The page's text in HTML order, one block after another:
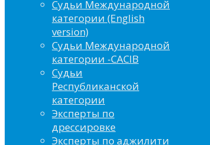
Судьи Международной
категории (English
version)
Судьи Международной
категории -CACIB
Судьи
Республиканской
категории
Эксперты по
дрессировке
Эксперты по аджилити